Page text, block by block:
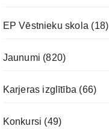
EP Vēstnieku skola (18)
Jaunumi (820)
Karjeras izglītība (66)
Konkursi (49)